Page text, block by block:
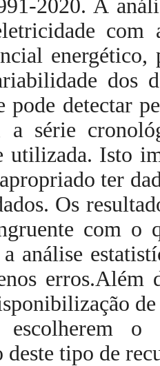
2020. A
com
dos
pode detectar
a série
utilizada. Isto
ter
Os
com o
a análise
erros.Além
o
tipo de